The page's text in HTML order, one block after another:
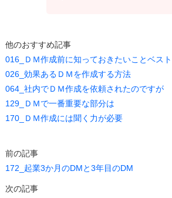
他のおすすめ記事
016_ＤＭ作成前に知っておきたいことベス
026_効果あるＤＭを作成する方法
064_社内でＤＭ作成を依頼されたのですが
129_ＤＭで一番重要な部分は
170_ＤＭ作成には聞く力が必要
前の記事
172_起業3か月のDMと3年目のDM
次の記事